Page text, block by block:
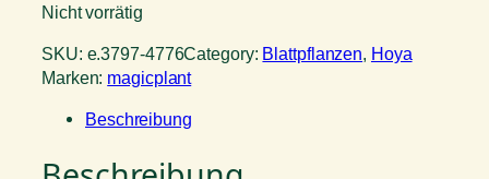
Nicht vorrätig
SKU: e.3797-4776Category: Blattpflanzen, Hoya
Marken: magicplant
Beschreibung